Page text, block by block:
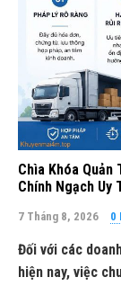
Chìa Khóa Quản
Chính Ngạch Uy
7 Tháng 8, 2026 0
Đối với các
hiện nay, việc